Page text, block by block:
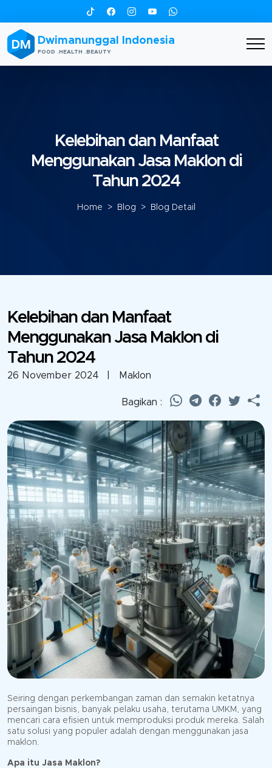
Dwimanunggal Indonesia
FOOD .HEALTH .BEAUTY
Kelebihan dan Manfaat
Menggunakan Jasa Maklon di
Tahun 2024
Home > Blog > Blog Detail
Kelebihan dan Manfaat
Menggunakan Jasa Maklon di
Tahun 2024
26 November 2024 | Maklon
Bagikan :
Seiring dengan perkembangan zaman dan semakin ketatnya
persaingan bisnis, banyak pelaku usaha, terutama UMKM, yang
mencari cara efisien untuk memproduksi produk mereka. Salah
satu solusi yang populer adalah dengan menggunakan jasa
maklon.
Apa itu Jasa Maklon?